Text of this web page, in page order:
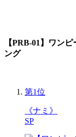
【PRB-01】ワン
ング
第1位
《ナミ》
SP